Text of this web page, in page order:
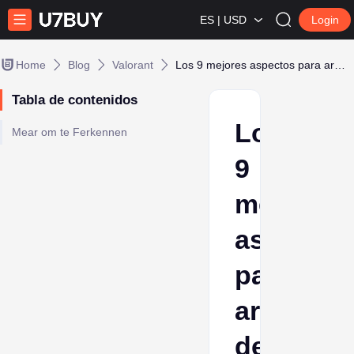
ES | USD Login
Home Blog Valorant
Tabla de contenidos
Mear om te Ferkennen
Los
9
mejores
aspectos
para
armas
de